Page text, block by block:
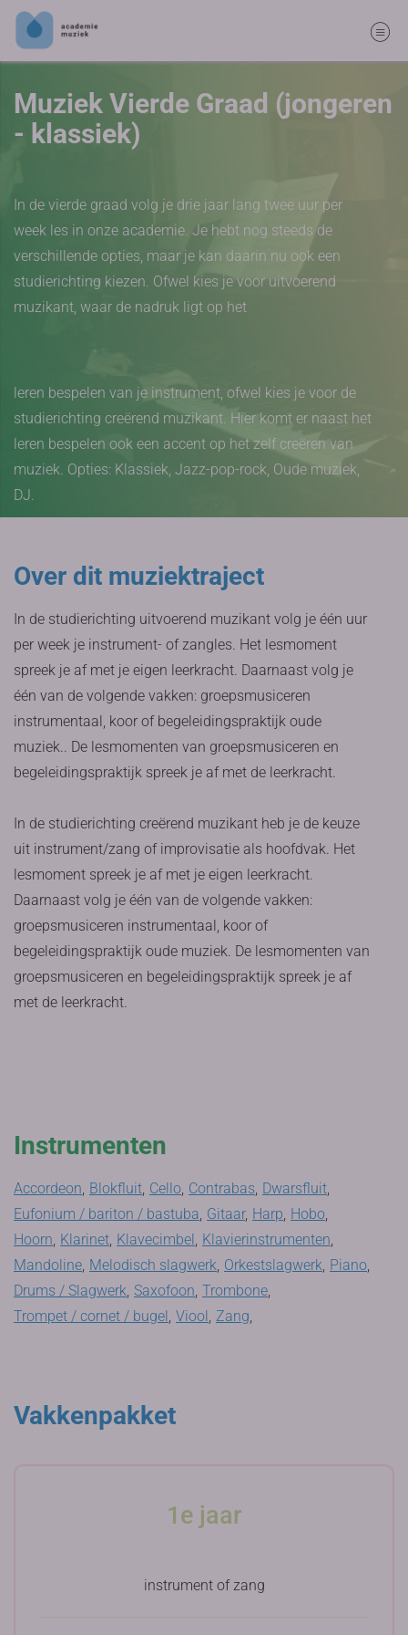
Muziek Vierde Graad (jongeren
- klassiek)
In de vierde graad volg je drie jaar lang twee uur per
week les in onze academie. Je hebt nog steeds de
verschillende opties, maar je kan daarin nu ook een
studierichting kiezen. Ofwel kies je voor uitvoerend
muzikant, waar de nadruk ligt op het
leren bespelen van je instrument, ofwel kies je voor de
studierichting creërend muzikant. Hier komt er naast het
leren bespelen ook een accent op het zelf creëren van
muziek. Opties: Klassiek, Jazz-pop-rock, Oude muziek,
DJ.
Over dit muziektraject
In de studierichting uitvoerend muzikant volg je één uur
per week je instrument- of zangles. Het lesmoment
spreek je af met je eigen leerkracht. Daarnaast volg je
één van de volgende vakken: groepsmusiceren
instrumentaal, koor of begeleidingspraktijk oude
muziek.. De lesmomenten van groepsmusiceren en
begeleidingspraktijk spreek je af met de leerkracht.
In de studierichting creërend muzikant heb je de keuze
uit instrument/zang of improvisatie als hoofdvak. Het
lesmoment spreek je af met je eigen leerkracht.
Daarnaast volg je één van de volgende vakken:
groepsmusiceren instrumentaal, koor of
begeleidingspraktijk oude muziek. De lesmomenten van
groepsmusiceren en begeleidingspraktijk spreek je af
met de leerkracht.
Instrumenten
Accordeon, Blokfluit, Cello, Contrabas, Dwarsfluit,
Eufonium / bariton / bastuba, Gitaar, Harp, Hobo,
Hoorn, Klarinet, Klavecimbel, Klavierinstrumenten,
Mandoline, Melodisch slagwerk, Orkestslagwerk, Piano,
Drums / Slagwerk, Saxofoon, Trombone,
Trompet / cornet / bugel, Viool, Zang,
Vakkenpakket
1e jaar
instrument of zang